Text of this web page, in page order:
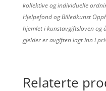
kollektive og individuelle
Hjelpefond og Billedkunst
hjemlet i kunstavgiftsloven og
gjelder er avgiften lagt inn i
Relaterte